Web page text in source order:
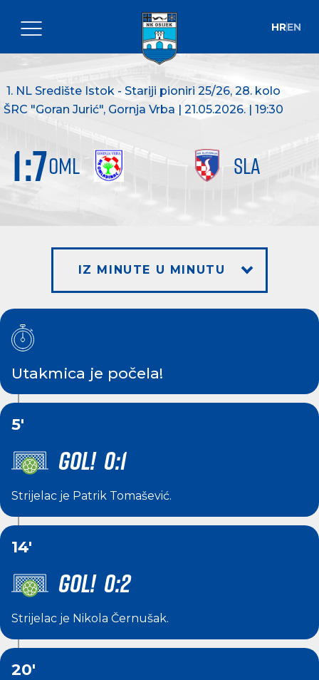
HREN
1. NL Središte Istok - Stariji pioniri 25/26, 28. kolo
ŠRC "Goran Jurić", Gornja Vrba | 21.05.2026. | 19:30
OML SLA
1:7
IZ MINUTE U MINUTU
Utakmica je počela!
5'
GOL! 0:1
Strijelac je Patrik Tomašević.
14'
GOL! 0:2
Strijelac je Nikola Černušak.
20'